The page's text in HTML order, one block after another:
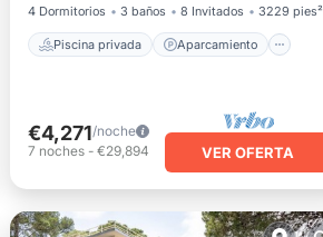
4 Dormitorios
3 baños 8 Invitados 3229 pies²
Piscina privada Aparcamiento
€4,271/noche
7 noches- €29,894 VER OFERTA